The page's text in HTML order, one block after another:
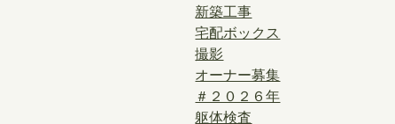
新築工事
宅配ボックス
撮影
オーナー募集
＃２０２６年
躯体検査